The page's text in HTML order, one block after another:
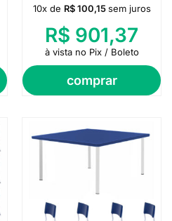
comprar
10x de R$100,15 sem juros
R$ 901,37
à vista no Pix / Boleto